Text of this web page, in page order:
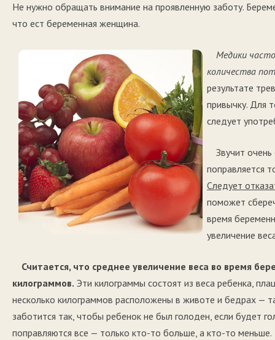
Не нужно обращать внимание на проявленную заботу.
что ест беременная женщина.
Медики
количества
результате
привычку. Для
следует
Звучит
поправляется
Следует
поможет
время
увеличение
Считается, что среднее увеличение веса во время
килограммов. Эти килограммы состоят из веса ребенка,
несколько килограммов расположены в животе и бедрах —
заботится так, чтобы ребенок не был голоден, если будет
поправляются все — только кто-то больше, а кто-то меньше.